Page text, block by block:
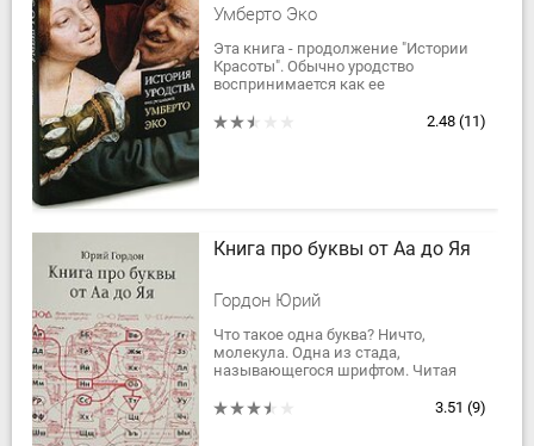
Умберто Эко
Эта книга - продолжение "Истории
Красоты". Обычно уродство
воспринимается как ее
деле красивое и безобразное -2.48 (11)
Книга про буквы от Аа до Яя
Гордон Юрий
Что такое одна буква? Ничто,
молекула. Одна из стада,
называющегося шрифтом. Читая
слова целиком, словно покупаем
3.51 (9)